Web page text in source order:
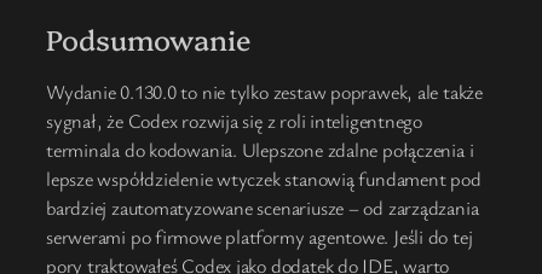
Podsumowanie
Wydanie 0.130.0 to nie tylko zestaw poprawek, ale także
sygnał, że Codex rozwija się z roli inteligentnego
terminala do kodowania. Ulepszone zdalne połączenia i
lepsze współdzielenie wtyczek stanowią fundament pod
bardziej zautomatyzowane scenariusze – od zarządzania
serwerami po firmowe platformy agentowe. Jeśli do tej
pory traktowałeś Codex jako dodatek do IDE, warto